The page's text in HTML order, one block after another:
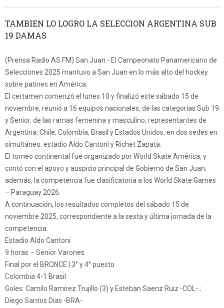
TAMBIEN LO LOGRO LA SELECCION ARGENTINA SUB
19 DAMAS
(Prensa Radio AS FM) San Juan.- El Campeonato Panamericano de
Selecciones 2025 mantuvo a San Juan en lo más alto del hockey
sobre patines en América.
El certamen comenzó el lunes 10 y finalizó este sábado 15 de
noviembre, reunió a 16 equipos nacionales, de las categorías Sub 19
y Senior, de las ramas femenina y masculino, representantes de
Argentina, Chile, Colombia, Brasil y Estados Unidos, en dos sedes en
simultáneo: estadio Aldo Cantoni y Richet Zapata.
El torneo continental fue organizado por World Skate América, y
contó con el apoyo y auspicio principal de Gobierno de San Juan;
además, la competencia fue clasificatoria a los World Skate Games
– Paraguay 2026.
A continuación, los resultados completos del sábado 15 de
noviembre 2025, correspondiente a la sexta y última jornada de la
competencia.
Estadio Aldo Cantoni
9 horas – Senior Varones
Final por el BRONCE | 3° y 4° puesto
Colombia 4-1 Brasil.
Goles: Camilo Ramírez Trujillo (3) y Esteban Saenz Ruiz -COL- ;
Diego Santos Dias -BRA-